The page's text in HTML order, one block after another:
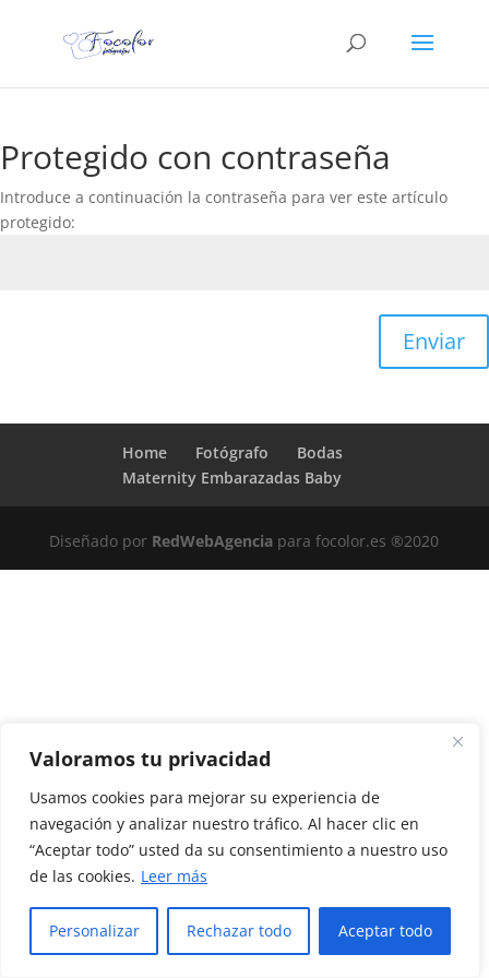
Valoramos tu privacidad
Usamos cookies para mejorar su experiencia de
navegación y analizar nuestro tráfico. Al hacer clic en
“Aceptar todo” usted da su consentimiento a nuestro uso
de las cookies. Leer más
Personalizar Rechazar todo Aceptar todo
Protegido con contraseña
Introduce a continuación la contraseña para ver este artículo
protegido:
Enviar
Home Fotógrafo
Bodas
Maternity Embarazadas Baby
Diseñado por RedWebAgencia para focolor.es ®2020